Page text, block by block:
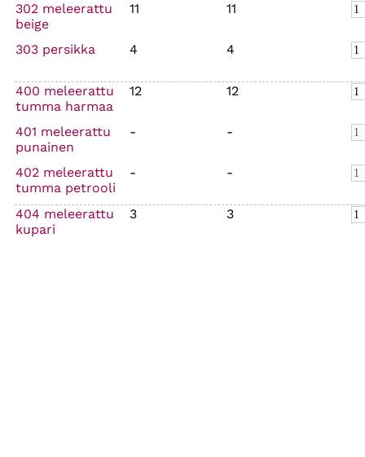
302 meleerattu
beige
11 11
303 persikka 4 4
400 meleerattu
tumma harmaa
12 12
401 meleerattu
punainen
- -
402 meleerattu
tumma petrooli
- -
404 meleerattu
kupari
3 3